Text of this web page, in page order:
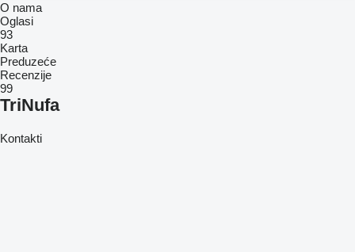
O nama
Oglasi
93
Karta
Preduzeće
Recenzije
99
TriNufa
Kontakti